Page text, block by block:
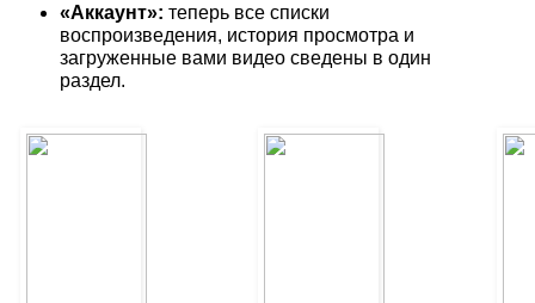
«Аккаунт»: теперь все списки
воспроизведения, история просмотра и
загруженные вами видео сведены в один
раздел.